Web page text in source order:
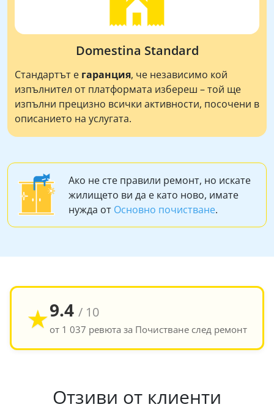
Domestina Standard
Стандартът е гаранция, че независимо кой
изпълнител от платформата избереш – той ще
изпълни прецизно всички активности, посочени в
описанието на услугата.
Ако не сте правили ремонт, но искате
жилището ви да е като ново, имате
нужда от Основно почистване.
★9.4 / 10
от 1 037 ревюта за Почистване след ремонт
Отзиви от клиенти